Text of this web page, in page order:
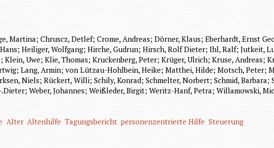
Martina; Chruscz, Detlef; Crome, Andreas; Dörner, Klaus; Eberhardt, Ernst
Heiliger, Wolfgang; Hirche, Gudrun; Hirsch, Rolf Dieter; Ihl, Ralf; Jutkeit,
Uwe; Klie, Thomas; Kruckenberg, Peter; Krüger, Ulrich; Kruse, Andreas;
Lang, Armin; von Lützau-Hohlbein, Heike; Matthei, Hilde; Motsch, Peter;
Niels; Rückert, Willi; Schily, Konrad; Schmelter, Norbert; Schmid, Barbara;
Weber, Johannes; Weißleder, Birgit; Weritz-Hanf, Petra; Willamowski,
Alter Altenhilfe Tagungsbericht personenzentrierte Hilfe Steuerung